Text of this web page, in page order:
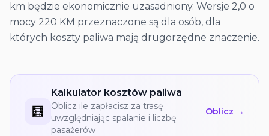
km będzie ekonomicznie uzasadniony. Wersje 2,0 o
mocy 220 KM przeznaczone są dla osób, dla
których koszty paliwa mają drugorzędne znaczenie.
🧮
Kalkulator kosztów paliwa
Oblicz ile zapłacisz za trasę
uwzględniając spalanie i liczbę
pasażerów
Oblicz →